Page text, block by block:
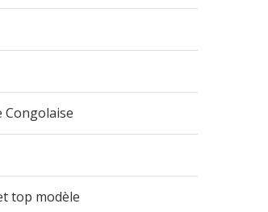
Congolaise
top modèle